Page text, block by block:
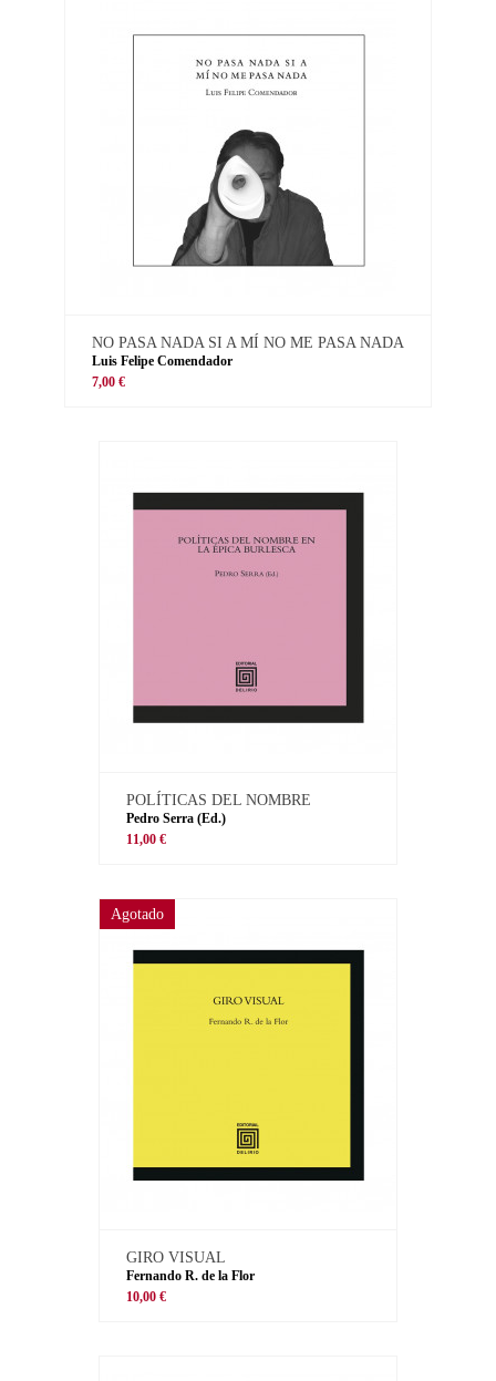
NO PASA NADA SI A MÍ NO ME PASA NADA
Luis Felipe Comendador
7,00 €
POLÍTICAS DEL NOMBRE
Pedro Serra (Ed.)
11,00 €
Agotado
GIRO VISUAL
Fernando R. de la Flor
10,00 €